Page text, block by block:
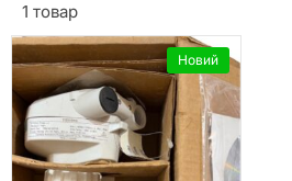
1 товар
Новий